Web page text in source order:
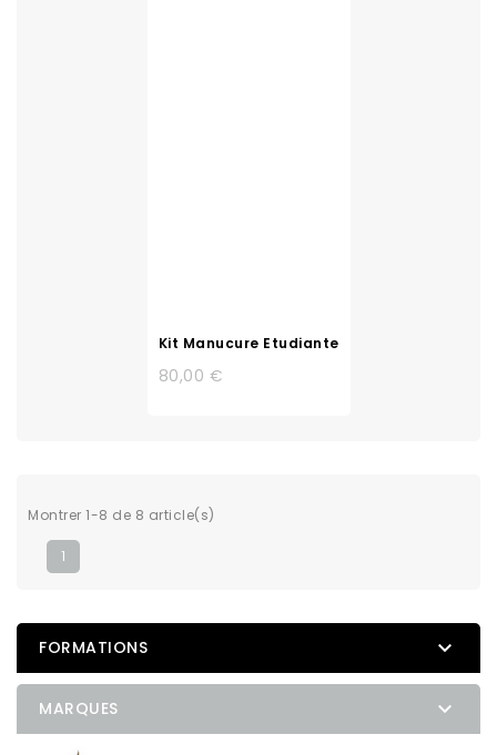
Kit Manucure Etudiante
80,00 €
Montrer 1-8 de 8 article(s)
1
FORMATIONS 
MARQUES 